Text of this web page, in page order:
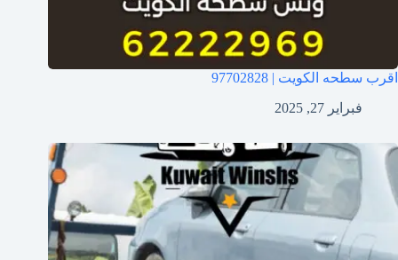
اقرب سطحه الكويت | 97702828
فبراير 27, 2025